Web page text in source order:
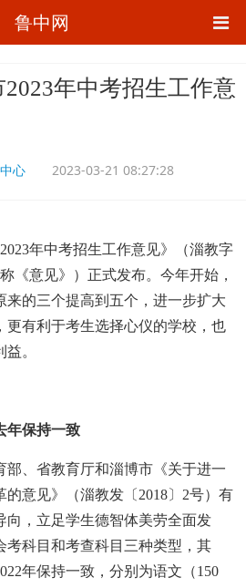
鲁中网
年中考招生工作意
心 2023-03-21 08:27:28
年中考招生工作意见》（淄教字
《意见》）正式发布。今年开始，
来的三个提高到五个，进一步扩大
更有利于考生选择心仪的学校，也
。
年保持一致
、省教育厅和淄博市《关于进一
的意见》（淄教发〔2018〕2号）有
向，立足学生德智体美劳全面发
考科目和考查科目三种类型，其
年保持一致，分别为语文（150